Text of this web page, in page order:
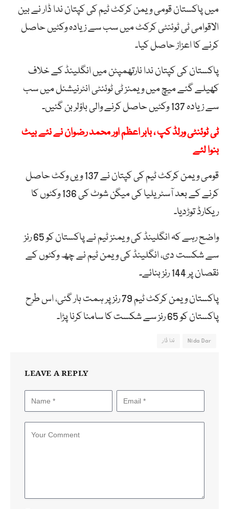
میں پاکستان قومی ویمن کرکٹ ٹیم کی کپتان ندا ڈار نے بین
الاقوامی ٹی ٹوئنٹی کرکٹ میں سب سے زیادہ وکٹیں حاصل
کرنے کا اعزاز حاصل کیا۔
پاکستان کی کپتان ندا نارتھمپٹن میں انگلینڈ کے خلاف
کھیلے گئے میچ میں ویمنز ٹی ٹوئنٹی انٹرنیشنل میں سب
سے زیادہ 137 وکٹیں حاصل کرنے والی باؤلر بن گئیں۔
ٹی ٹوئنٹی ورلڈ کپ ، بابر اعظم اور محمد رضوان نے نئے بیٹ
بنوا لئے
قومی ویمن کرکٹ ٹیم کی کپتان نے 137 ویں وکٹ حاصل
کرنے کے بعد آسٹریلیا کی میگن شوٹ کی 136 وکٹوں کا
ریکارڈ توڑدیا۔
واضح رہے کہ انگلینڈ کی ویمنز ٹیم نے پاکستان کو 65 رنز
سے شکست دی، انگلینڈ کی ویمن ٹیم نے چھ وکٹوں کے
نقصان پر 144 رنز بنائے۔
پاکستان ویمن کرکٹ ٹیم 79 رنز پر ہمت ہار گئی، اس طرح
پاکستان کو 65 رنز سے شکست کا سامنا کرنا پڑا۔
Nida Dar ندا ڈار
LEAVE A REPLY